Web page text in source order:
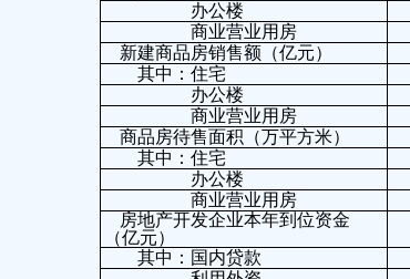
办公楼
商业营业用房
新建商品房销售额（亿元）
其中：住宅
办公楼
商业营业用房
商品房待售面积（万平方米）
其中：住宅
办公楼
商业营业用房
房地产开发企业本年到位资金
（亿元）
其中：国内贷款